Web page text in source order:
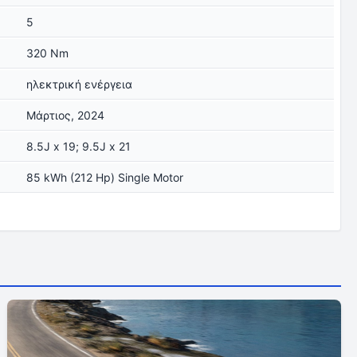
5
320 Nm
ηλεκτρική ενέργεια
Μάρτιος, 2024
8.5J x 19; 9.5J x 21
85 kWh (212 Hp) Single Motor